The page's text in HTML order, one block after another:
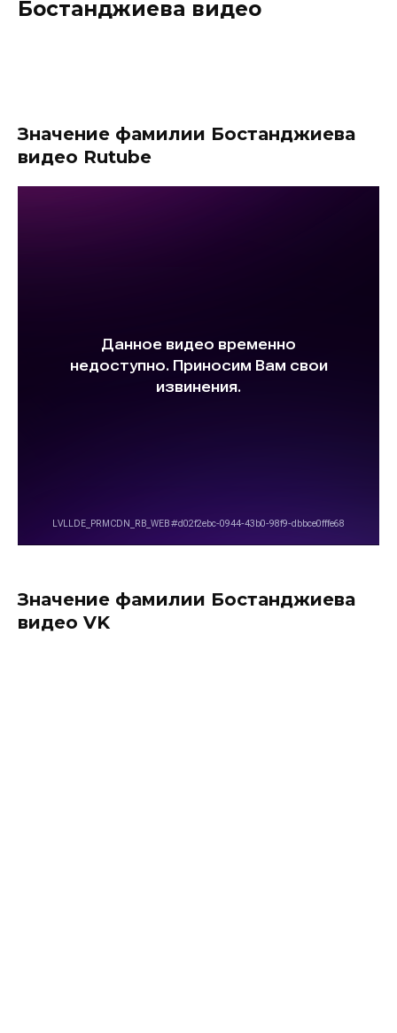
Бостанджиева видео
Значение фамилии Бостанджиева
видео Rutube
Значение фамилии Бостанджиева
видео VK